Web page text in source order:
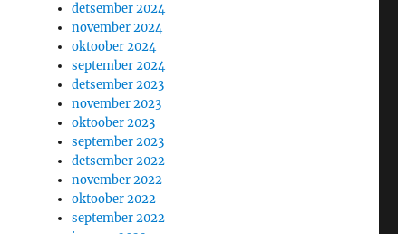
detsember 2024
november 2024
oktoober 2024
september 2024
detsember 2023
november 2023
oktoober 2023
september 2023
detsember 2022
november 2022
oktoober 2022
september 2022